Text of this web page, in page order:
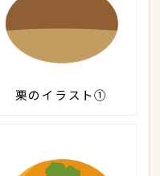
栗のイラスト①